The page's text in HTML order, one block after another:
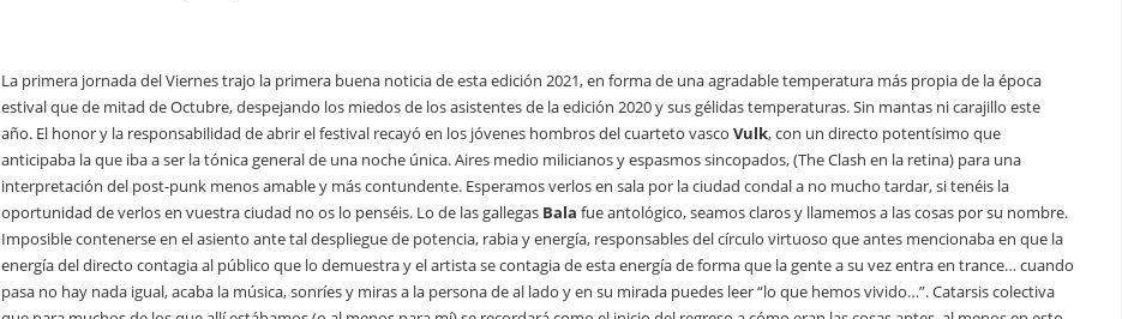
La primera jornada del Viernes trajo la primera buena noticia de esta edición 2021, en forma de una agradable temperatura más propia de la época
estival que de mitad de Octubre, despejando los miedos de los asistentes de la edición 2020 y sus gélidas temperaturas. Sin mantas ni carajillo este
año. El honor y la responsabilidad de abrir el festival recayó en los jóvenes hombros del cuarteto vasco Vulk, con un directo potentísimo que
anticipaba la que iba a ser la tónica general de una noche única. Aires medio milicianos y espasmos sincopados, (The Clash en la retina) para una
interpretación del post-punk menos amable y más contundente. Esperamos verlos en sala por la ciudad condal a no mucho tardar, si tenéis la
oportunidad de verlos en vuestra ciudad no os lo penséis. Lo de las gallegas Bala fue antológico, seamos claros y llamemos a las cosas por su nombre.
Imposible contenerse en el asiento ante tal despliegue de potencia, rabia y energía, responsables del círculo virtuoso que antes mencionaba en que la
energía del directo contagia al público que lo demuestra y el artista se contagia de esta energía de forma que la gente a su vez entra en trance… cuando
pasa no hay nada igual, acaba la música, sonríes y miras a la persona de al lado y en su mirada puedes leer “lo que hemos vivido…”. Catarsis colectiva